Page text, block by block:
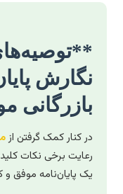
**توصیه‌های
نگارش
بازرگانی
در کنار کمک گرفتن از
رعایت برخی نکات کلیدی
یک پایان‌نامه موفق و